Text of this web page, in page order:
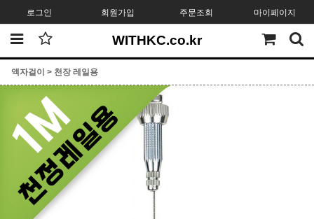
로그인 회원가입 주문조회 마이페이지
WITHKC.co.kr
액자걸이 > 천장 레일용